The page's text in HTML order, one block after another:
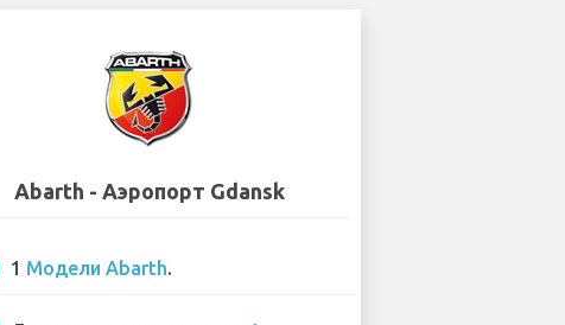
Abarth - Аэропорт Gdansk
1 Модели Abarth.